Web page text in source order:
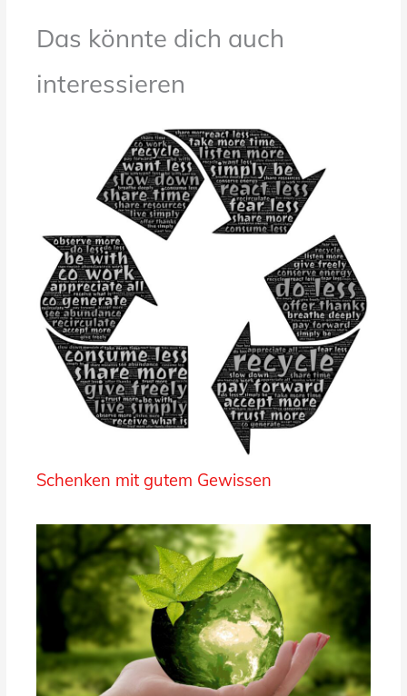
Das könnte dich auch
interessieren
Schenken mit gutem Gewissen